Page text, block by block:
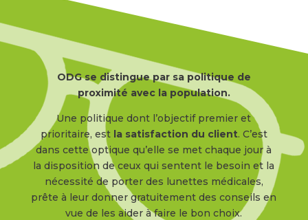
ODG se distingue par sa politique de
proximité avec la population.
Une politique dont l’objectif premier et
prioritaire, est la satisfaction du client. C’est
dans cette optique qu’elle se met chaque jour à
la disposition de ceux qui sentent le besoin et la
nécessité de porter des lunettes médicales,
prête à leur donner gratuitement des conseils en
vue de les aider à faire le bon choix.